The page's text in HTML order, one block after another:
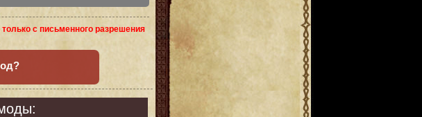
только с письменного разрешения